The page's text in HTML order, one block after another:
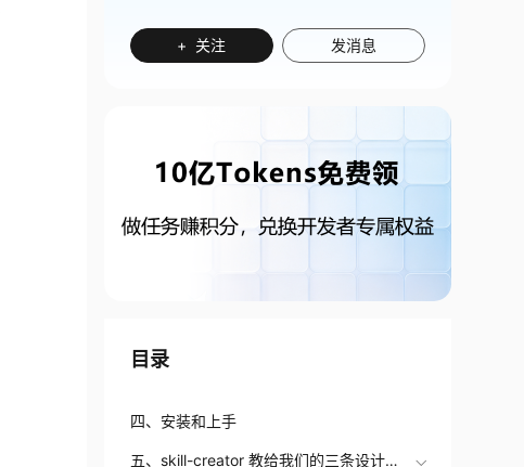
+ 关注 发消息
目录
四、安装和上手
五、skill-creator 教给我们的三条设计理